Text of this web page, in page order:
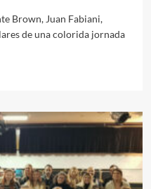
Brown, Juan Fabiani,
de una colorida jornada